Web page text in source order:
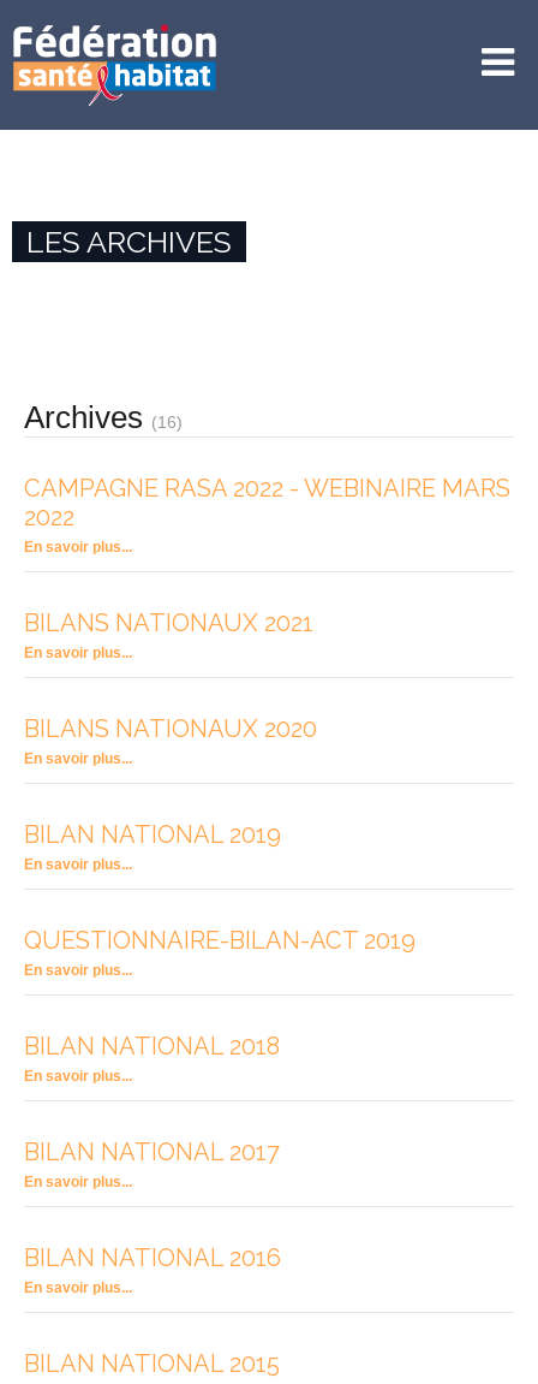
LES ARCHIVES
Archives (16)
CAMPAGNE RASA 2022 - WEBINAIRE MARS
2022
En savoir plus...
BILANS NATIONAUX 2021
En savoir plus...
BILANS NATIONAUX 2020
En savoir plus...
BILAN NATIONAL 2019
En savoir plus...
QUESTIONNAIRE-BILAN-ACT 2019
En savoir plus...
BILAN NATIONAL 2018
En savoir plus...
BILAN NATIONAL 2017
En savoir plus...
BILAN NATIONAL 2016
En savoir plus...
BILAN NATIONAL 2015